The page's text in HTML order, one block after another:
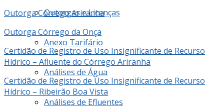
Outorgas e Licenças
Anexo Tarifário
Análises de Água
Análises de Efluentes
Outorga Córrego Ariranha
Outorga Córrego da Onça
Certidão de Registro de Uso Insignificante de Recurso
Hídrico – Afluente do Córrego Ariranha
Certidão de Registro de Uso Insignificante de Recurso
Hídrico – Ribeirão Boa Vista